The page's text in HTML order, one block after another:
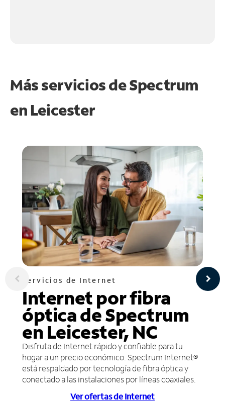
Más servicios de Spectrum
en Leicester
Servicios de Internet
Internet por fibra
óptica de Spectrum
en Leicester, NC
Disfruta de Internet rápido y confiable para tu
hogar a un precio económico. Spectrum Internet®
está respaldado por tecnología de fibra óptica y
conectado a las instalaciones por líneas coaxiales.
Ver ofertas de Internet